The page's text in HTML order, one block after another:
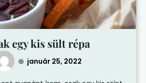
egy kis sült répa
január 25, 2022